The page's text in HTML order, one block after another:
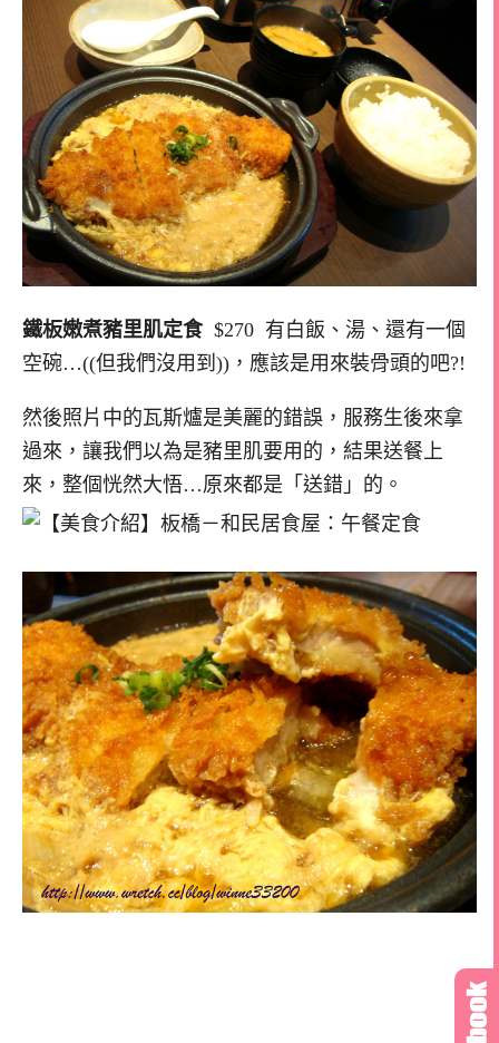
鐵板嫩煮豬里肌定食$270 有白飯、湯、還有一個
空碗…((但我們沒用到))，應該是用來裝骨頭的吧?!
然後照片中的瓦斯爐是美麗的錯誤，服務生後來拿
過來，讓我們以為是豬里肌要用的，結果送餐上
來，整個恍然大悟…原來都是「送錯」的。